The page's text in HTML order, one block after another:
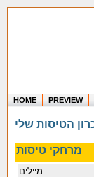
HOME PREVIEW
מרחקי טיסות
מיילים